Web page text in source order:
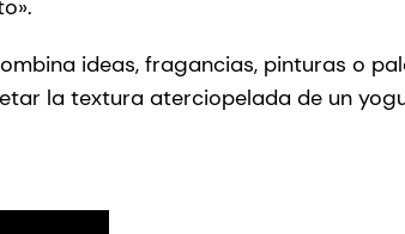
ideas, fragancias, pinturas o
la textura aterciopelada de un